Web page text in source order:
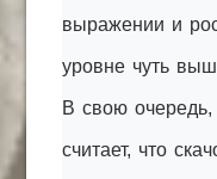
выражении и
уровне чуть
В свою
считает, что